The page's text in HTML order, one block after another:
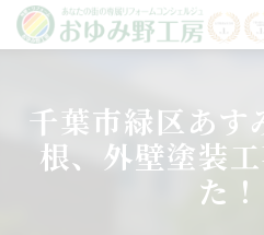
千葉市緑区あす
根、外壁塗装
た！